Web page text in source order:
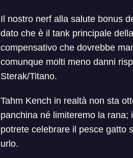
Il nostro nerf alla salute bonus
dato che è il tank principale
compensativo che dovrebbe
comunque molti meno danni
Sterak/Titano.
Tahm Kench in realtà non sta
panchina né limiteremo la
potrete celebrare il pesce gatto
urlo.